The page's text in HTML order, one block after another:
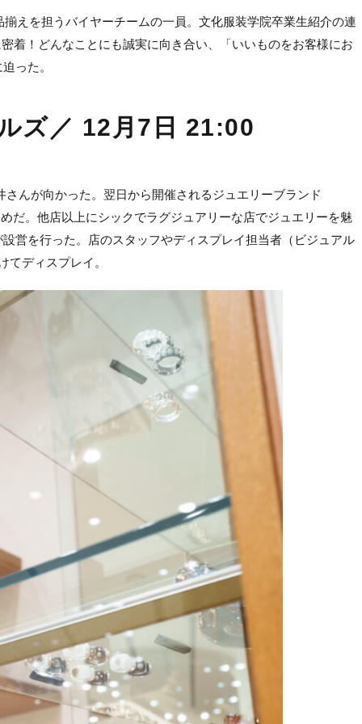
えを担うバイヤーチームの一員。文化服装学院卒業生紹介の連
着！どんなことにも誠実に向き合い、「いいものをお客様にお
った。
ズ／ 12月7日 21:00
んが向かった。翌日から開催されるジュエリーブランド
だ。他店以上にシックでラグジュアリーな店でジュエリーを魅
営を行った。店のスタッフやディスプレイ担当者（ビジュアル
てディスプレイ。